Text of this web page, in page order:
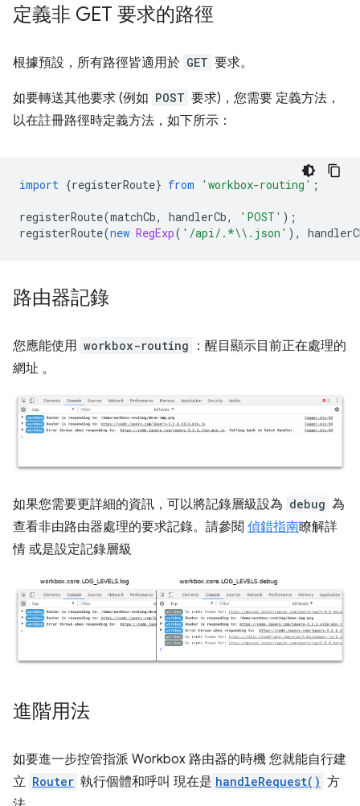
定義非 GET 要求的路徑
根據預設，所有路徑皆適用於 GET 要求。
如要轉送其他要求 (例如 POST 要求)，您需要 定義方法，
以在註冊路徑時定義方法，如下所示：
import {registerRoute} from 'workbox-routing' ;
registerRoute(matchCb, handlerCb, 'POST' );
registerRoute(new RegExp( '/api/.*\\.json' ),
路由器記錄
您應能使用 workbox-routing
：醒目顯示目前正在處理的
網址 。
如果您需要更詳細的資訊，可以將記錄層級設為 debug 為
查看非由路由器處理的要求記錄。請參閱 偵錯指南瞭解詳
情 或是設定記錄層級
進階用法
如要進一步控管指派 Workbox 路由器的時機 您就能自行建
立 Router 執行個體和呼叫 現在是 handleRequest() 方